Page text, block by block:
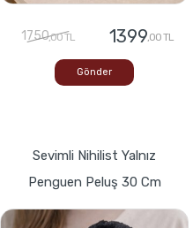
1750,00 TL 1399,00 TL
Gönder
Sevimli Nihilist Yalnız
Penguen Peluş 30 Cm